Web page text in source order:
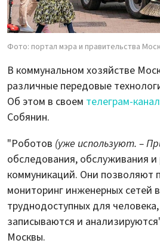
Фото: портал мэра и правительства
В коммунальном хозяйстве
различные передовые
Об этом в своем телеграм-
Собянин.
"Роботов (уже используют. –
обследования, обслуживания
коммуникаций. Они позволяют
мониторинг инженерных сетей
труднодоступных для
записываются и
Москвы.